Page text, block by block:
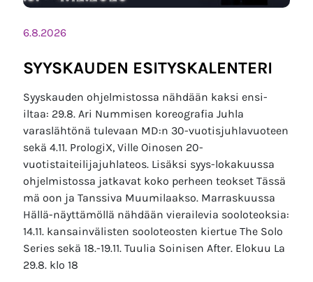
6.8.2026
SYYSKAUDEN ESITYSKALENTERI
Syyskauden ohjelmistossa nähdään kaksi ensi-
iltaa: 29.8. Ari Nummisen koreografia Juhla
varaslähtönä tulevaan MD:n 30-vuotisjuhlavuoteen
sekä 4.11. PrologiX, Ville Oinosen 20-
vuotistaiteilijajuhlateos. Lisäksi syys-lokakuussa
ohjelmistossa jatkavat koko perheen teokset Tässä
mä oon ja Tanssiva Muumilaakso. Marraskuussa
Hällä-näyttämöllä nähdään vierailevia sooloteoksia:
14.11. kansainvälisten sooloteosten kiertue The Solo
Series sekä 18.-19.11. Tuulia Soinisen After. Elokuu La
29.8. klo 18